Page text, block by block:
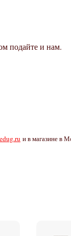
подайте и нам.
и в магазине в